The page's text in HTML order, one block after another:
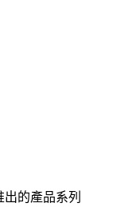
的產品系列